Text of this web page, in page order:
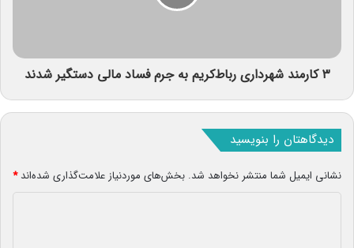
۳ کارمند شهرداری رباط‌کریم به جرم فساد مالی دستگیر شدند
دیدگاهتان را بنویسید
نشانی ایمیل شما منتشر نخواهد شد. بخش‌های موردنیاز علامت‌گذاری شده‌اند*